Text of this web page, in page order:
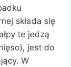
składa się
te jedzą
jest do
W